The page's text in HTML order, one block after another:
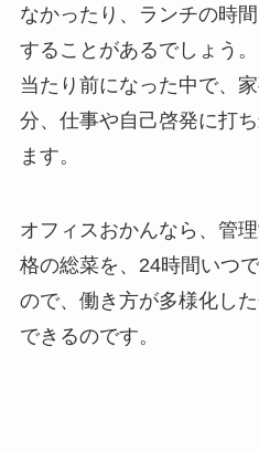
なかったり、ランチの時
することがあるでしょう
当たり前になった中で、
分、仕事や自己啓発に打
ます。
オフィスおかんなら、管
格の総菜を、24時間いつ
ので、働き方が多様化し
できるのです。